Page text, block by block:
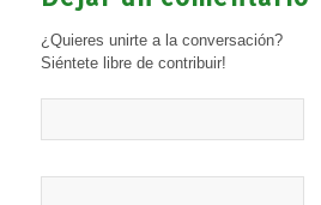
¿Quieres unirte a la conversación?
Siéntete libre de contribuir!